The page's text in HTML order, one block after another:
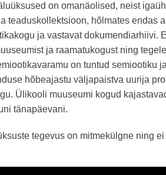
on omanäolised, neist
teaduskollektsioon, hõlmates endas
ja vastavat dokumendiarhiivi.
ja raamatukogust ning
on tuntud semiootiku
hõbeajastu väljapaistva uurija
Ülikooli muuseumi kogud
tänapäevani.
tegevus on mitmekülgne ning